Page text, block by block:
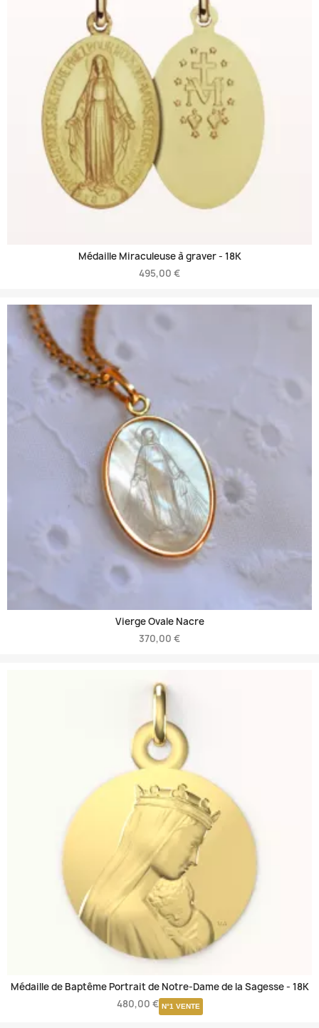
Médaille Miraculeuse à graver - 18K
495,00 €
Vierge Ovale Nacre
370,00 €
Médaille de Baptême Portrait de Notre-Dame de la Sagesse - 18K
480,00 € N°1 VENTE